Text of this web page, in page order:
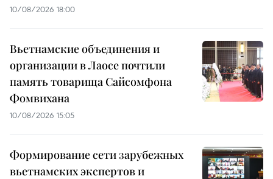
10/08/2026 18:00
Вьетнамские объединения и
организации в Лаосе почтили
память товарища Сайсомфона
Фомвихана
10/08/2026 15:05
Формирование сети зарубежных
вьетнамских экспертов и